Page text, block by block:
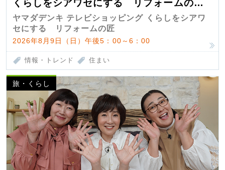
くらしをシアワセにする リフォームの
匠 第7弾
ヤマダデンキ テレビショッピング くらしをシアワ
セにする リフォームの匠
2026年8月9日（日）午後5：00～6：00
情報・トレンド 住まい
旅・くらし